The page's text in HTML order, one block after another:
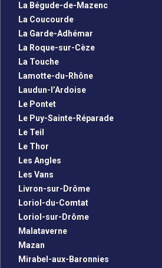
La Bégude-de-Mazenc
La Coucourde
La Garde-Adhémar
La Roque-sur-Cèze
La Touche
Lamotte-du-Rhône
Laudun-l’Ardoise
Le Pontet
Le Puy-Sainte-Réparade
Le Teil
Le Thor
Les Angles
Les Vans
Livron-sur-Drôme
Loriol-du-Comtat
Loriol-sur-Drôme
Malataverne
Mazan
Mirabel-aux-Baronnies